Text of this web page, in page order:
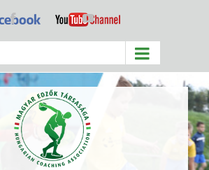
Facebook YouTube